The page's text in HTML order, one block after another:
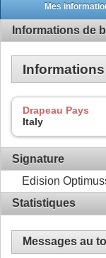
Mes
Informations de
Drapeau Pays
Italy
Signature
Edision
Statistiques
Messages au